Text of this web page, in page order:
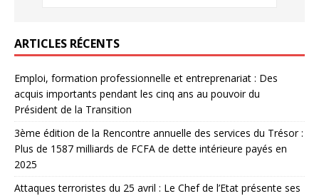
ARTICLES RÉCENTS
Emploi, formation professionnelle et entreprenariat : Des
acquis importants pendant les cinq ans au pouvoir du
Président de la Transition
3ème édition de la Rencontre annuelle des services du Trésor :
Plus de 1587 milliards de FCFA de dette intérieure payés en
2025
Attaques terroristes du 25 avril : Le Chef de l’Etat présente ses